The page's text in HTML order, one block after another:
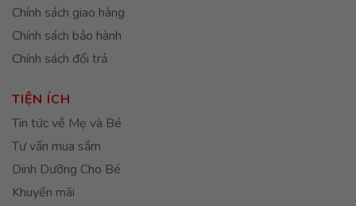
Chính sách giao hàng
Chính sách bảo hành
Chính sách đổi trả
TIỆN ÍCH
Tin tức về Mẹ và Bé
Tư vấn mua sắm
Dinh Dưỡng Cho Bé
Khuyến mãi